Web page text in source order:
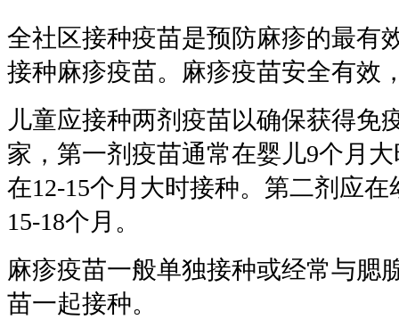
全社区接种疫苗是预防麻疹的最有
接种麻疹疫苗。麻疹疫苗安全有效
儿童应接种两剂疫苗以确保获得免
家，第一剂疫苗通常在婴儿9个月
在12-15个月大时接种。第二剂应
15-18个月。
麻疹疫苗一般单独接种或经常与腮
苗一起接种。